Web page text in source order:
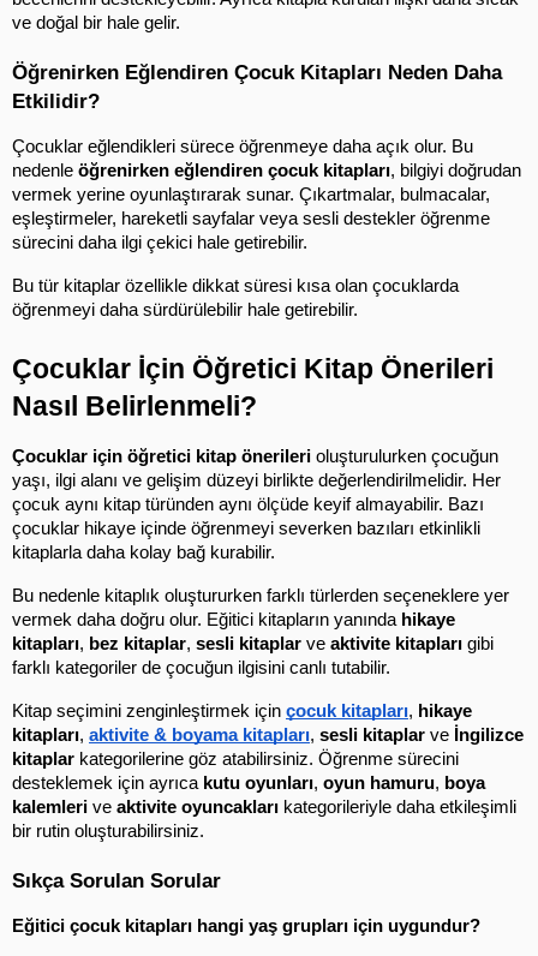
ve doğal bir hale gelir.
Öğrenirken Eğlendiren Çocuk Kitapları Neden Daha
Etkilidir?
Çocuklar eğlendikleri sürece öğrenmeye daha açık olur. Bu
nedenle öğrenirken eğlendiren çocuk kitapları, bilgiyi doğrudan
vermek yerine oyunlaştırarak sunar. Çıkartmalar, bulmacalar,
eşleştirmeler, hareketli sayfalar veya sesli destekler öğrenme
sürecini daha ilgi çekici hale getirebilir.
Bu tür kitaplar özellikle dikkat süresi kısa olan çocuklarda
öğrenmeyi daha sürdürülebilir hale getirebilir.
Çocuklar İçin Öğretici Kitap Önerileri
Nasıl Belirlenmeli?
Çocuklar için öğretici kitap önerileri oluşturulurken çocuğun
yaşı, ilgi alanı ve gelişim düzeyi birlikte değerlendirilmelidir. Her
çocuk aynı kitap türünden aynı ölçüde keyif almayabilir. Bazı
çocuklar hikaye içinde öğrenmeyi severken bazıları etkinlikli
kitaplarla daha kolay bağ kurabilir.
Bu nedenle kitaplık oluştururken farklı türlerden seçeneklere yer
vermek daha doğru olur. Eğitici kitapların yanında hikaye
kitapları, bez kitaplar, sesli kitaplar ve aktivite kitapları gibi
farklı kategoriler de çocuğun ilgisini canlı tutabilir.
Kitap seçimini zenginleştirmek için çocuk kitapları, hikaye
kitapları, aktivite & boyama kitapları, sesli kitaplar ve İngilizce
kitaplar kategorilerine göz atabilirsiniz. Öğrenme sürecini
desteklemek için ayrıca kutu oyunları, oyun hamuru, boya
kalemleri ve aktivite oyuncakları kategorileriyle daha etkileşimli
bir rutin oluşturabilirsiniz.
Sıkça Sorulan Sorular
Eğitici çocuk kitapları hangi yaş grupları için uygundur?